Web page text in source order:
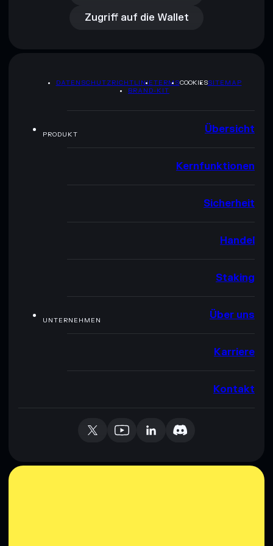
Zugriff auf die Wallet
DATENSCHUTZRICHTLINIETERMSCOOKIESSITEMAP
BRAND-KIT
PRODUKT Übersicht
Kernfunktionen
Sicherheit
Handel
Staking
UNTERNEHMEN Über uns
Karriere
Kontakt